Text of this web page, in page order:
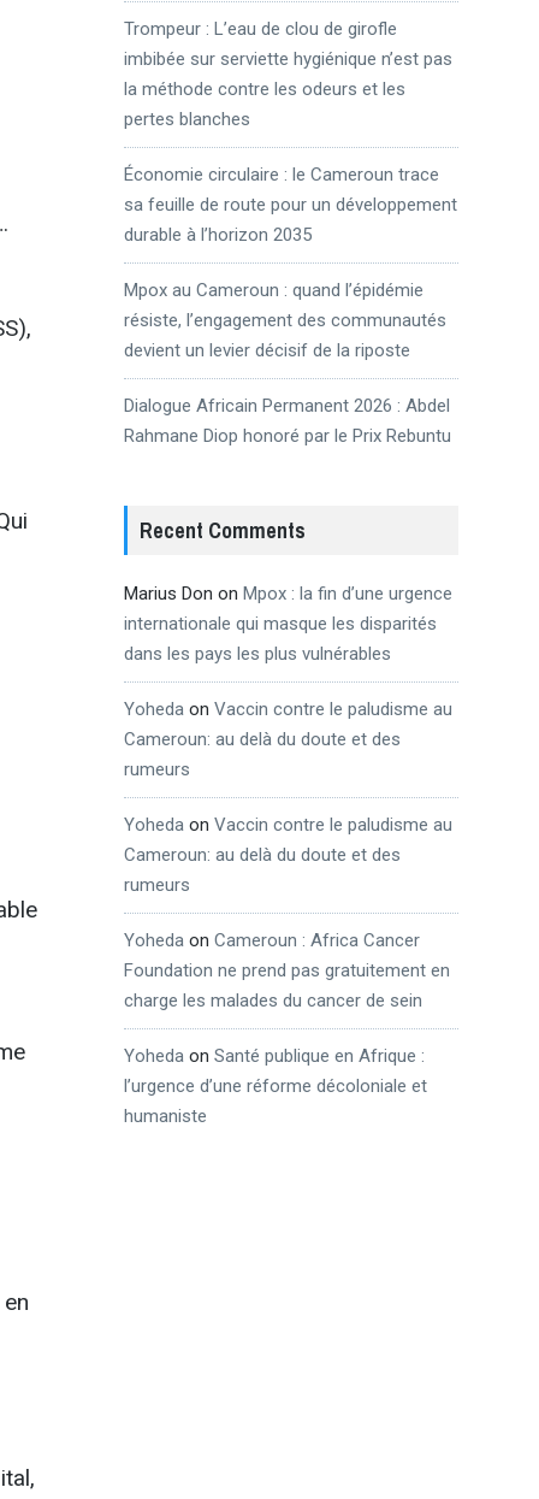
Trompeur : L’eau de clou de girofle
imbibée sur serviette hygiénique n’est pas
la méthode contre les odeurs et les
pertes blanches
Économie circulaire : le Cameroun trace
sa feuille de route pour un développement
durable à l’horizon 2035
Mpox au Cameroun : quand l’épidémie
résiste, l’engagement des communautés
devient un levier décisif de la riposte
Dialogue Africain Permanent 2026 : Abdel
Rahmane Diop honoré par le Prix Rebuntu
Recent Comments
Marius Don on Mpox : la fin d’une urgence
internationale qui masque les disparités
dans les pays les plus vulnérables
Yoheda on Vaccin contre le paludisme au
Cameroun: au delà du doute et des
rumeurs
Yoheda on Vaccin contre le paludisme au
Cameroun: au delà du doute et des
rumeurs
Yoheda on Cameroun : Africa Cancer
Foundation ne prend pas gratuitement en
charge les malades du cancer de sein
Yoheda on Santé publique en Afrique :
l’urgence d’une réforme décoloniale et
humaniste